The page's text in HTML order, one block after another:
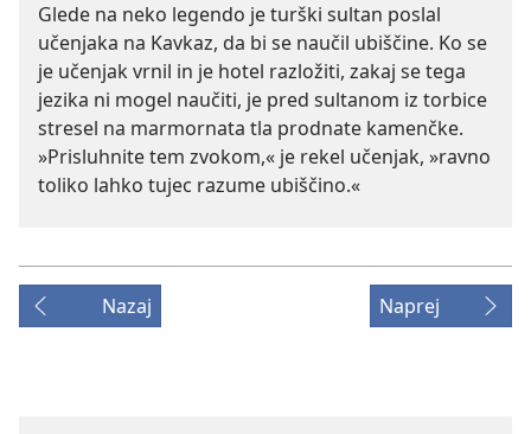
Glede na neko legendo je turški sultan poslal
učenjaka na Kavkaz, da bi se naučil ubiščine. Ko se
je učenjak vrnil in je hotel razložiti, zakaj se tega
jezika ni mogel naučiti, je pred sultanom iz torbice
stresel na marmornata tla prodnate kamenčke.
»Prisluhnite tem zvokom,« je rekel učenjak, »ravno
toliko lahko tujec razume ubiščino.«
Nazaj Naprej